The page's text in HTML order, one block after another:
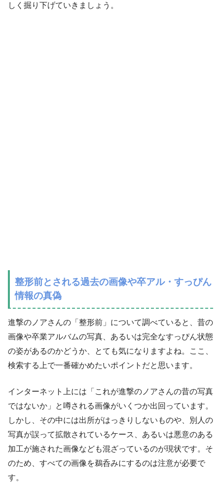
しく掘り下げていきましょう。
整形前とされる過去の画像や卒アル・すっぴん
情報の真偽
進撃のノアさんの「整形前」について調べていると、昔の
画像や卒業アルバムの写真、あるいは完全なすっぴん状態
の姿があるのかどうか、とても気になりますよね。ここ、
検索する上で一番確かめたいポイントだと思います。
インターネット上には「これが進撃のノアさんの昔の写真
ではないか」と噂される画像がいくつか出回っています。
しかし、その中には出所がはっきりしないものや、別人の
写真が誤って拡散されているケース、あるいは悪意のある
加工が施された画像なども混ざっているのが現状です。そ
のため、すべての画像を鵜呑みにするのは注意が必要で
す。